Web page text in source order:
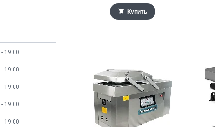
Купить
19:00
19:00
19:00
19:00
19:00